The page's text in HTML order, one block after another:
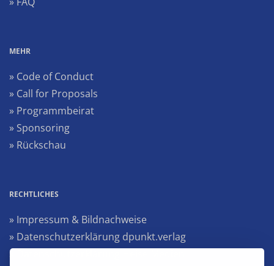
MEHR
» Code of Conduct
» Call for Proposals
» Programmbeirat
» Sponsoring
» Rückschau
RECHTLICHES
» Impressum & Bildnachweise
» Datenschutzerklärung dpunkt.verlag
» Datenschutzerklärung Heise Medien